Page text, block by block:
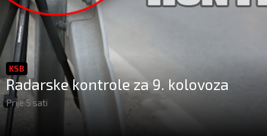
KSB
Radarske kontrole za 9. kolovoza
Prije 5 sati